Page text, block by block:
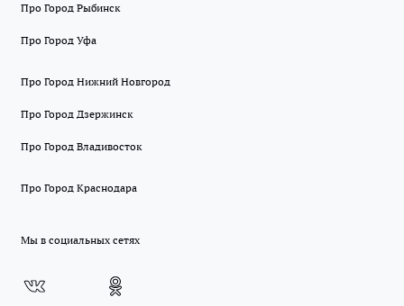
Про Город Рыбинск
Про Город Уфа
Про Город Нижний Новгород
Про Город Дзержинск
Про Город Владивосток
Про Город Краснодара
Мы в социальных сетях